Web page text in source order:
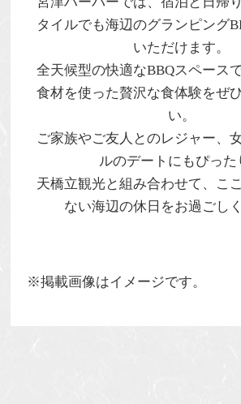
タイルでも海辺のグランピング
いただけます。
全天候型の快適なBBQスペース
食材を使った贅沢な食体験をぜ
い。
ご家族やご友人とのレジャー、
ルのデートにもぴった
天橋立観光と組み合わせて、 こ
ない海辺の休日 をお過ごし
※掲載画像はイメージです。